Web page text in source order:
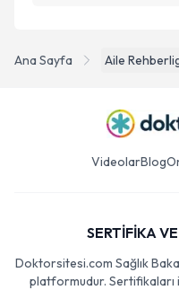
Ana Sayfa Aile
VideolarBlog
SERTİFİKA
Doktorsitesi.com Sağlık
platformudur. Sertifikaları